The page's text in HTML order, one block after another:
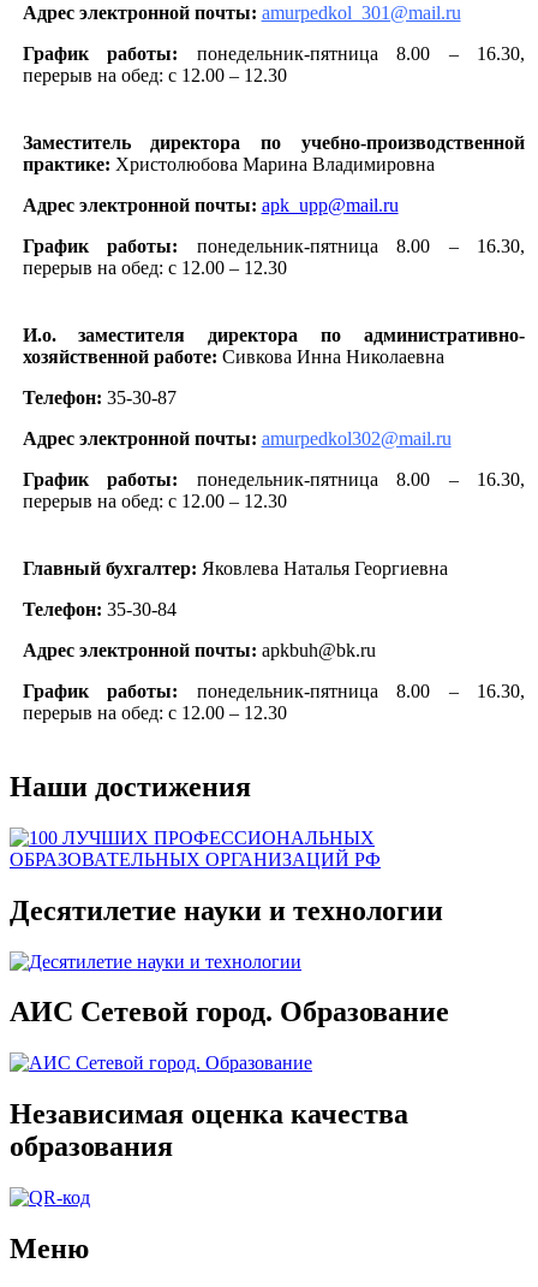
Адрес электронной почты: amurpedkol_301@mail.ru
График работы: понедельник-пятница 8.00 – 16.30,
перерыв на обед: с 12.00 – 12.30
Заместитель директора по учебно-производственной
практике: Христолюбова Марина Владимировна
Адрес электронной почты: apk_upp@mail.ru
График работы: понедельник-пятница 8.00 – 16.30,
перерыв на обед: с 12.00 – 12.30
И.о. заместителя директора по административно-
хозяйственной работе: Сивкова Инна Николаевна
Телефон: 35-30-87
Адрес электронной почты: amurpedkol302@mail.ru
График работы: понедельник-пятница 8.00 – 16.30,
перерыв на обед: с 12.00 – 12.30
Главный бухгалтер: Яковлева Наталья Георгиевна
Телефон: 35-30-84
Адрес электронной почты: apkbuh@bk.ru
График работы: понедельник-пятница 8.00 – 16.30,
перерыв на обед: с 12.00 – 12.30
Наши достижения
Десятилетие науки и технологии
АИС Сетевой город. Образование
Независимая оценка качества
образования
Меню